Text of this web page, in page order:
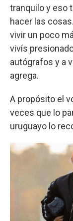
tranquilo y eso
hacer las
vivir un poco
vivís
autógrafos y a
agrega.
A propósito el
veces que lo
uruguayo lo